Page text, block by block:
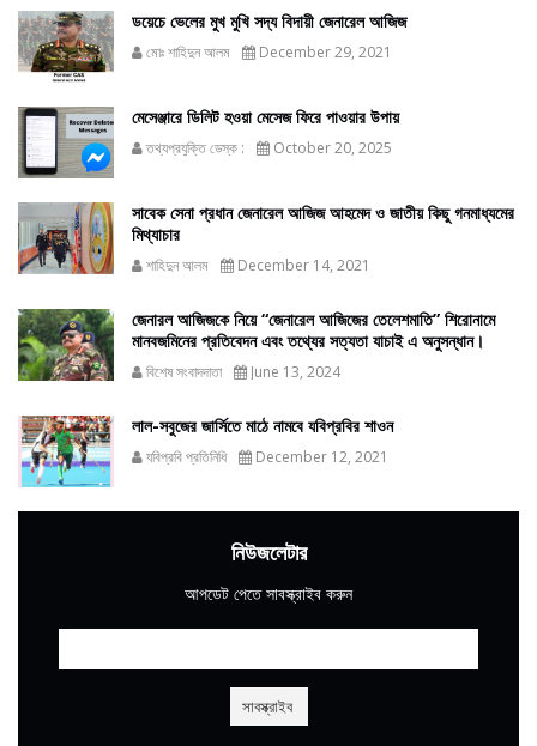
ডয়েচে ভেলের মুখ মুখি সদ্য বিদায়ী জেনারেল আজিজ
মোঃ শাহিদুন আলম December 29, 2021
মেসেঞ্জারে ডিলিট হওয়া মেসেজ ফিরে পাওয়ার উপায়
তথ্যপ্রযুক্তি ডেস্ক : October 20, 2025
সাবেক সেনা প্রধান জেনারেল আজিজ আহমেদ ও জাতীয় কিছু গনমাধ্যমের
মিথ্যাচার
শাহিদুন আলম December 14, 2021
জেনারল আজিজকে নিয়ে “জেনারেল আজিজের তেলেশমাতি” শিরোনামে
মানবজমিনের প্রতিবেদন এবং তথ্যের সত্যতা যাচাই এ অনুসন্ধান।
বিশেষ সংবাদদাতা June 13, 2024
লাল-সবুজের জার্সিতে মাঠে নামবে যবিপ্রবির শাওন
যবিপ্রবি প্রতিনিধি December 12, 2021
নিউজলেটার
আপডেট পেতে সাবস্ক্রাইব করুন